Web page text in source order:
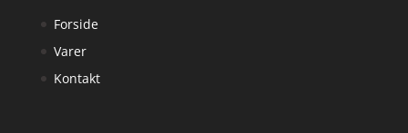
Forside
Varer
Kontakt